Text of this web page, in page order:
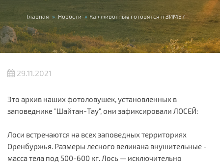
Вы здесь
Главная » Новости » Как животные готовятся к ЗИМЕ?
29.11.2021
Это архив наших фотоловушек, установленных в
заповеднике "Шайтан-Тау", они зафиксировали ЛОСЕЙ:
Лоси встречаются на всех заповедных территориях
Оренбуржья. Размеры лесного великана внушительные -
масса тела под 500-600 кг. Лось — исключительно